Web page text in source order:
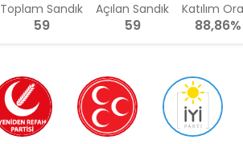
Toplam Sandık
59
Açılan Sandık
59
Katılım
88,86%